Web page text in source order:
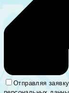
Отправляя